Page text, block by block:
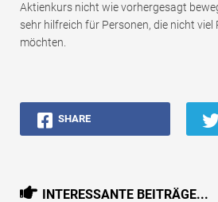
Aktienkurs nicht wie vorhergesagt
sehr hilfreich für Personen, die nicht viel
möchten.
SHARE
INTERESSANTE BEITRÄGE...